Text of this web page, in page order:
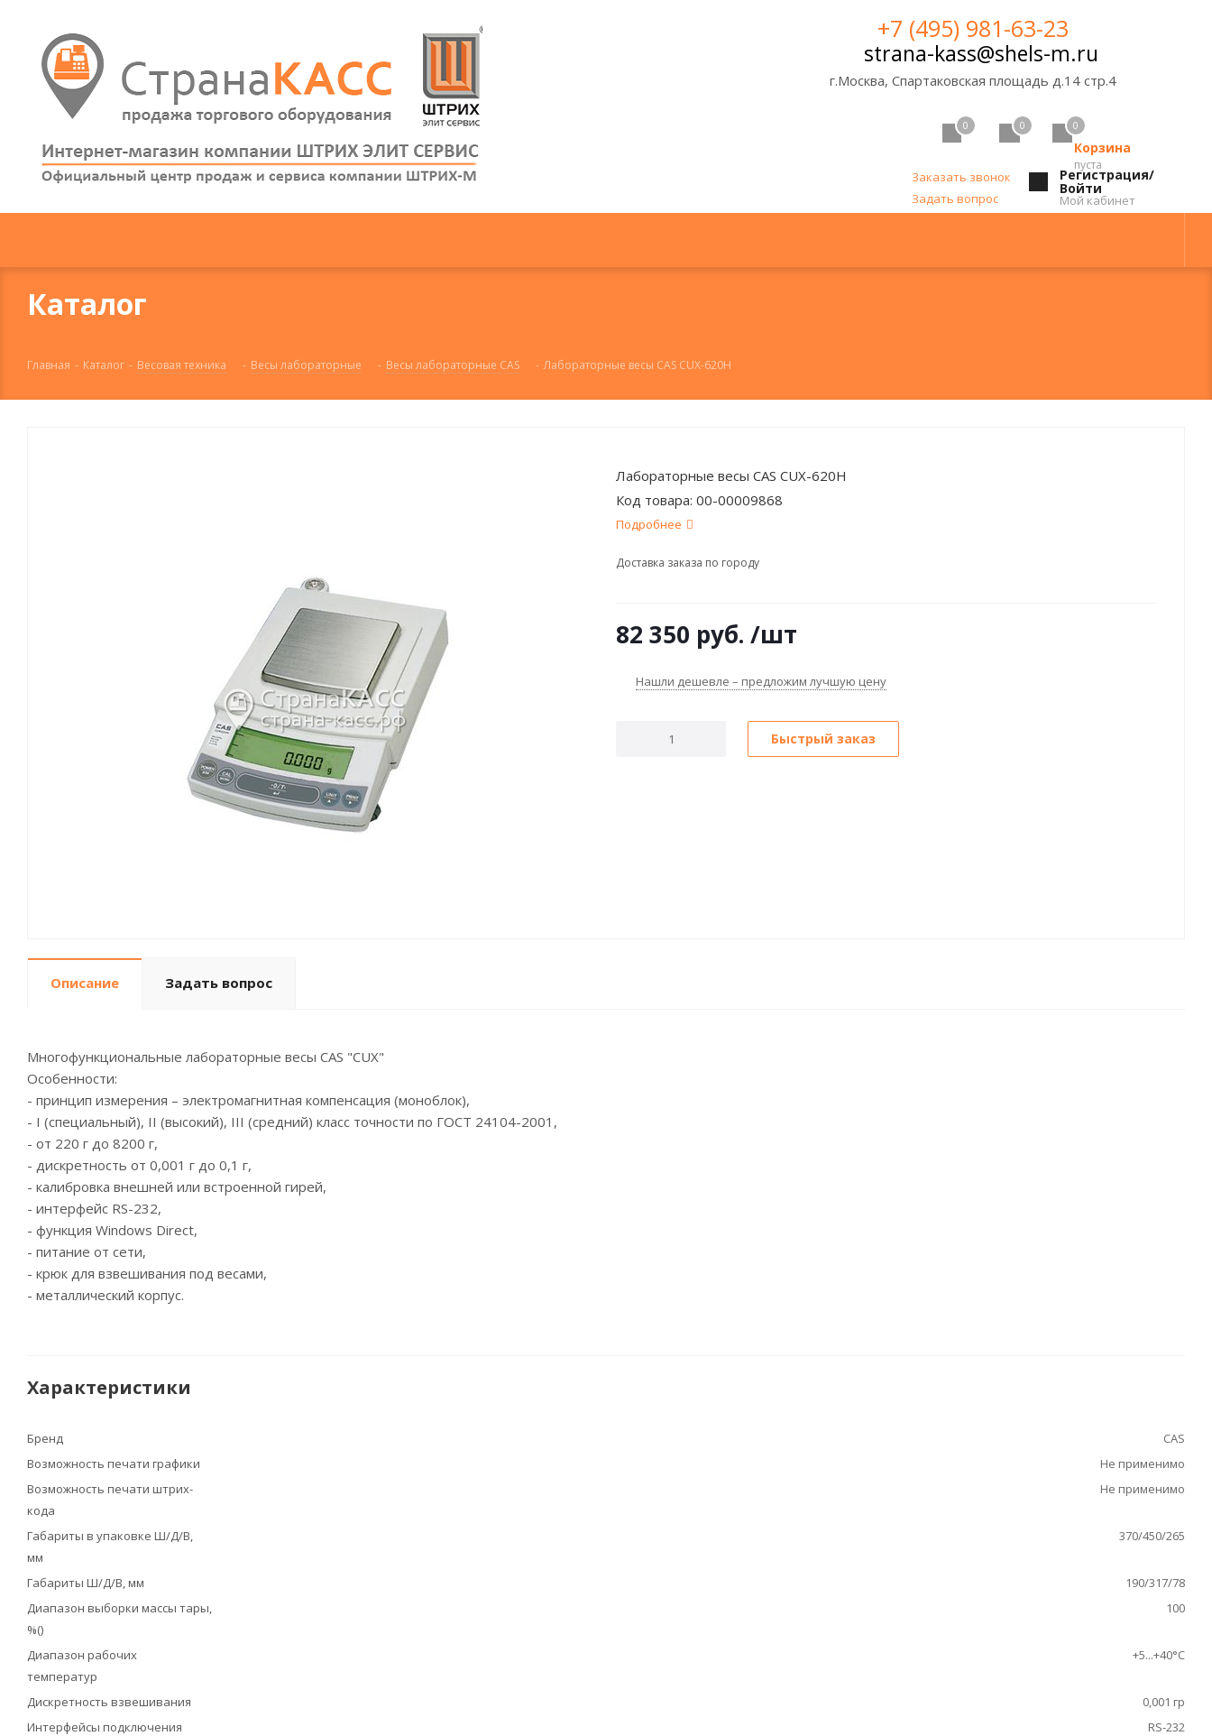
+7 (495) 981-63-23
strana-kass@shels-m.ru
г.Москва, Спартаковская площадь д.14 стр.4
0 0
Корзина
пуста
0
Регистрация/
Войти
Мой кабинет
Заказать звонок
Задать вопрос
Каталог
Главная - Каталог - Весовая техника - Весы лабораторные - Весы лабораторные CAS - Лабораторные весы CAS CUX-620H
Лабораторные весы CAS CUX-620H
Код товара: 00-00009868
Подробнее
Доставка заказа по городу
82 350 руб. /шт
Нашли дешевле – предложим лучшую цену
Быстрый заказ
Описание Задать вопрос
Многофункциональные лабораторные весы CAS "CUX"
Особенности:
- принцип измерения – электромагнитная компенсация (моноблок),
- I (специальный), II (высокий), III (средний) класс точности по ГОСТ 24104-2001,
- от 220 г до 8200 г,
- дискретность от 0,001 г до 0,1 г,
- калибровка внешней или встроенной гирей,
- интерфейс RS-232,
- функция Windows Direct,
- питание от сети,
- крюк для взвешивания под весами,
- металлический корпус.
Характеристики
Бренд
CAS
Возможность печати графики
Не применимо
Возможность печати штрих-
кода
Не применимо
Габариты в упаковке Ш/Д/В,
мм
370/450/265
Габариты Ш/Д/В, мм
190/317/78
Диапазон выборки массы тары,
%()
100
Диапазон рабочих
температур
+5...+40°С
Дискретность взвешивания
0,001 гр
Интерфейсы подключения
RS-232